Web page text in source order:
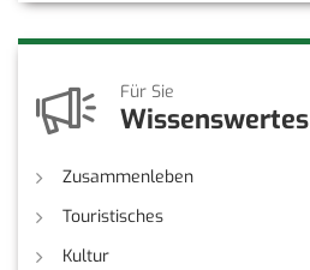
Für Sie
Wissenswertes
Zusammenleben
Touristisches
Kultur